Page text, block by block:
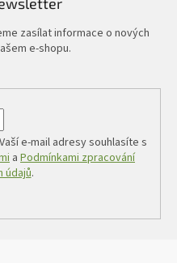
zasílat informace o nových
e-shopu.
e-mail adresy souhlasíte s
a Podmínkami zpracování
údajů.